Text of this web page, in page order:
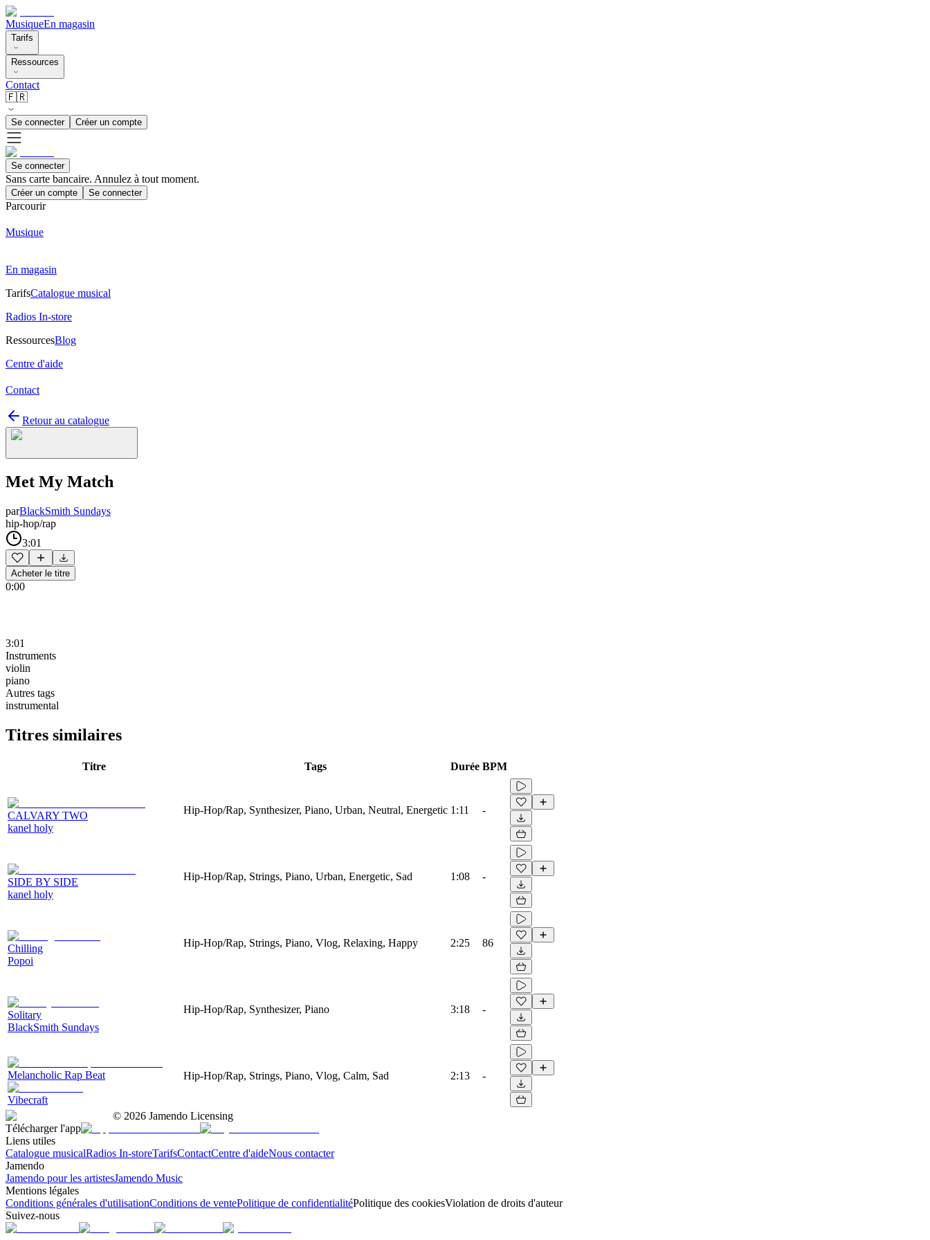
MusiqueEn magasin
Tarifs
Ressources
Contact
🇫🇷
Se connecter Créer un compte
Se connecter
Sans carte bancaire. Annulez à tout moment.
Créer un compte Se connecter
Parcourir
Musique
En magasin
TarifsCatalogue musical
Radios In-store
RessourcesBlog
Centre d'aide
Contact
Retour au catalogue
Met My Match
parBlackSmith Sundays
hip-hop/rap
3:01
Acheter le titre
0:00
3:01
Instruments
violin
piano
Autres tags
instrumental
Titres similaires
Titre Tags Durée BPM
CALVARY TWO
kanel holy
Hip-Hop/Rap, Synthesizer, Piano, Urban, Neutral, Energetic 1:11 -
SIDE BY SIDE
kanel holy
Hip-Hop/Rap, Strings, Piano, Urban, Energetic, Sad 1:08 -
Chilling
Popoi
Hip-Hop/Rap, Strings, Piano, Vlog, Relaxing, Happy 2:25 86
Solitary
BlackSmith Sundays
Hip-Hop/Rap, Synthesizer, Piano 3:18 -
Melancholic Rap Beat
Vibecraft
Hip-Hop/Rap, Strings, Piano, Vlog, Calm, Sad 2:13 -
© 2026 Jamendo Licensing
Télécharger l'app
Liens utiles
Catalogue musicalRadios In-storeTarifsContactCentre d'aideNous contacter
Jamendo
Jamendo pour les artistesJamendo Music
Mentions légales
Conditions générales d'utilisationConditions de ventePolitique de confidentialitéPolitique des cookiesViolation de droits d'auteur
Suivez-nous